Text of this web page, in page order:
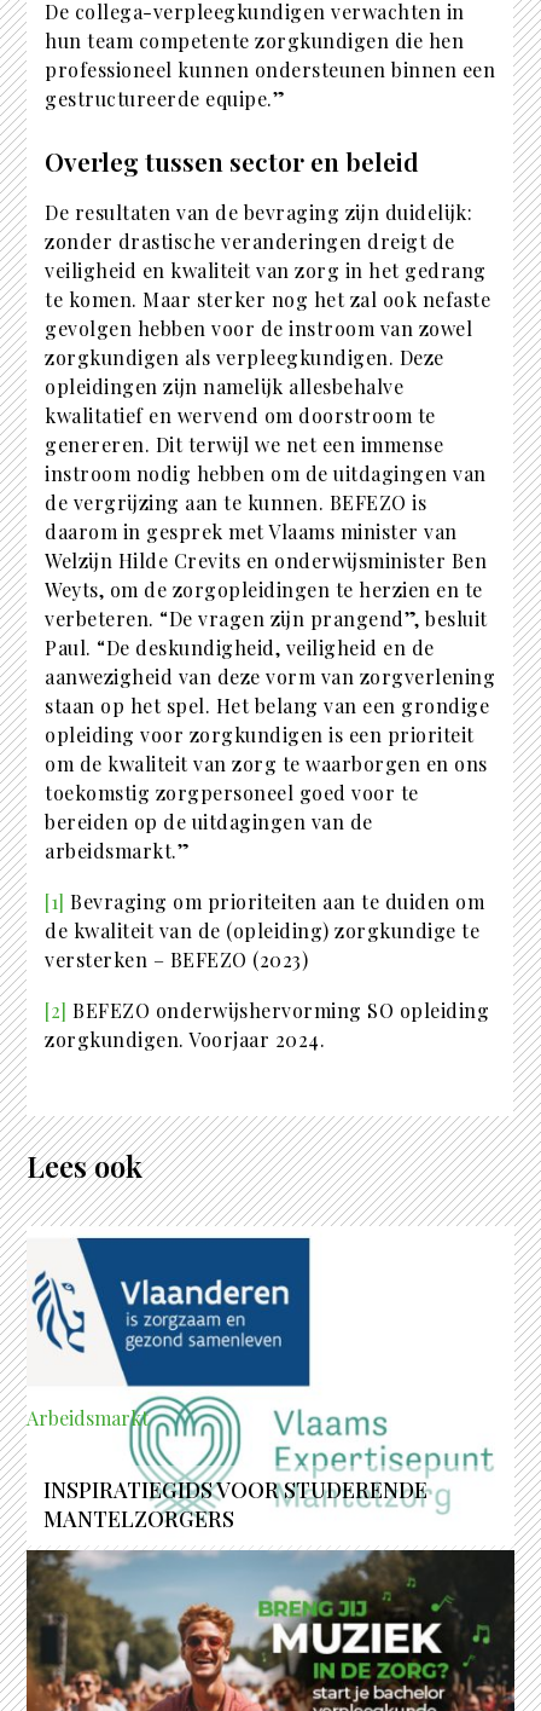
De collega-verpleegkundigen verwachten in
hun team competente zorgkundigen die hen
professioneel kunnen ondersteunen binnen een
gestructureerde equipe.”
Overleg tussen sector en beleid
De resultaten van de bevraging zijn duidelijk:
zonder drastische veranderingen dreigt de
veiligheid en kwaliteit van zorg in het gedrang
te komen. Maar sterker nog het zal ook nefaste
gevolgen hebben voor de instroom van zowel
zorgkundigen als verpleegkundigen. Deze
opleidingen zijn namelijk allesbehalve
kwalitatief en wervend om doorstroom te
genereren. Dit terwijl we net een immense
instroom nodig hebben om de uitdagingen van
de vergrijzing aan te kunnen. BEFEZO is
daarom in gesprek met Vlaams minister van
Welzijn Hilde Crevits en onderwijsminister Ben
Weyts, om de zorgopleidingen te herzien en te
verbeteren. “De vragen zijn prangend”, besluit
Paul. “De deskundigheid, veiligheid en de
aanwezigheid van deze vorm van zorgverlening
staan op het spel. Het belang van een grondige
opleiding voor zorgkundigen is een prioriteit
om de kwaliteit van zorg te waarborgen en ons
toekomstig zorgpersoneel goed voor te
bereiden op de uitdagingen van de
arbeidsmarkt.”
[1] Bevraging om prioriteiten aan te duiden om
de kwaliteit van de (opleiding) zorgkundige te
versterken – BEFEZO (2023)
[2] BEFEZO onderwijshervorming SO opleiding
zorgkundigen. Voorjaar 2024.
Lees ook
Arbeidsmarkt
INSPIRATIEGIDS VOOR STUDERENDE
MANTELZORGERS